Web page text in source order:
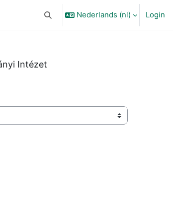
Schakel zoek invoer
Nederlands ‎(nl)‎ Login
Intézet